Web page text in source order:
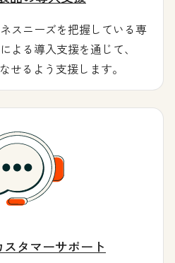
スニーズを把握している専
よる導入支援を通じて、
せるよう支援します。
タマーサポート